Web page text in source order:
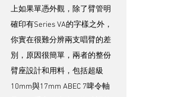
上如果單憑外觀，除了臂管明
確印有Series VA的字樣之外，
你實在很難分辨兩支唱臂的差
別，原因很簡單，兩者的整份
臂座設計和用料，包括超級
10mm與17mm ABEC 7啤令軸